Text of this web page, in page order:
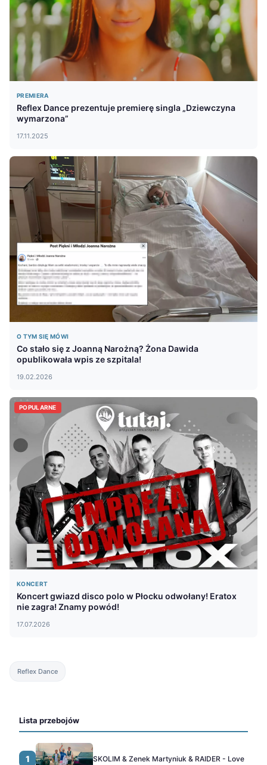
PREMIERA
Reflex Dance prezentuje premierę singla „Dziewczyna
wymarzona”
17.11.2025
O TYM SIĘ MÓWI
Co stało się z Joanną Narożną? Żona Dawida
opublikowała wpis ze szpitala!
19.02.2026
POPULARNE
KONCERT
Koncert gwiazd disco polo w Płocku odwołany! Eratox
nie zagra! Znamy powód!
17.07.2026
Reflex Dance
Lista przebojów
1 SKOLIM & Zenek Martyniuk & RAIDER - Love